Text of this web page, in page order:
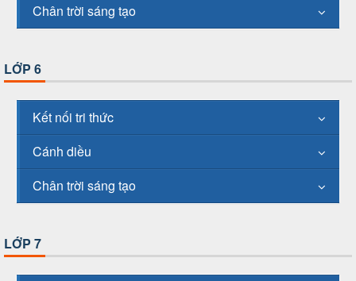
Chân trời sáng tạo
LỚP 6
Kết nối tri thức
Cánh diều
Chân trời sáng tạo
LỚP 7